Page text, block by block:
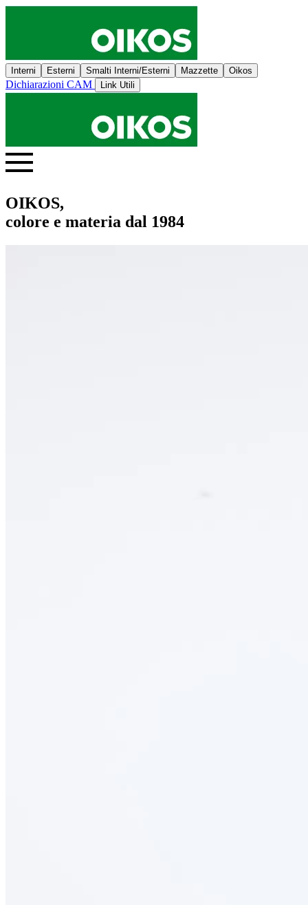
Interni Esterni Smalti Interni/Esterni Mazzette Oikos
Dichiarazioni CAM Link Utili
OIKOS,
colore e materia dal 1984